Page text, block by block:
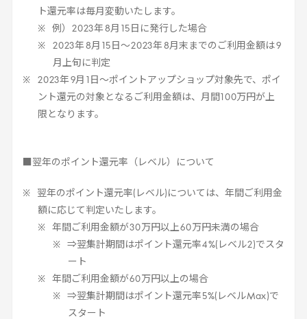
ト還元率は毎月変動いたします。
例）
2023年8月 15 日に発行した場合
2023年8月 15 日～2023年8月末までのご利用金額は9
月上旬に判定
2023年9月
日～ポイントアップショップ対象先で、ポイ
ント還元の対象となるご利用金額は、月間
100万円が上
限となります。
■翌年のポイント還元率（レベル）について
翌年のポイント還元率(レベル)については、年間ご利用金
額に応じて判定いたします。
年間ご利用金額が30万円以上60万円未満の場合
⇒翌集計期間はポイント還元率4%(レベル2)でスタ
ート
年間ご利用金額が60万円以上の場合
⇒翌集計期間はポイント還元率 5%(レベルMax)で
スタート